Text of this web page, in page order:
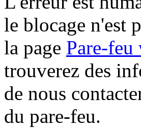
le blocage n'est
la page Pare-feu
trouverez des
de nous
du pare-feu.